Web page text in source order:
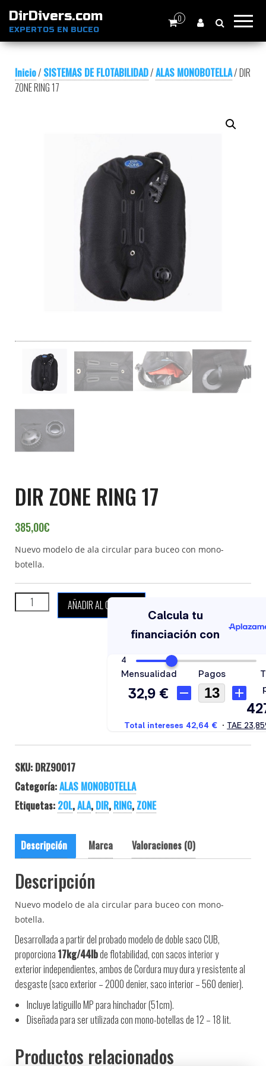
DirDivers.com
EXPERTOS EN BUCEO
0
Inicio/ SISTEMAS DE FLOTABILIDAD/ALAS MONOBOTELLA/ DIR
ZONE RING 17
DIR ZONE RING 17
385,00€
Nuevo modelo de ala circular para buceo con mono-
botella.
DIR ZONE RING 17 cantidad
AÑADIR AL CARRITO
SKU: DRZ90017
Categoría:ALAS MONOBOTELLA
Etiquetas: 20L,ALA, DIR, RING, ZONE
Descripción Marca Valoraciones (0)
Descripción
Nuevo modelo de ala circular para buceo con mono-
botella.
Desarrollada a partir del probado modelo de doble saco CUB,
proporciona 17kg/44lbde flotabilidad, con sacos interior y
exteriorindependientes, ambos deCordura muy dura yresistenteal
desgaste(saco exterior– 2000denier,sacointerior– 560denier).
Incluye latiguillo MP para hinchador (51cm).
Diseñada para ser utilizada con mono-botellas de 12 – 18 lit.
Productos relacionados